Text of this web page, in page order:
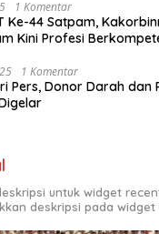
1 Komentar
Ke-44 Satpam,
Kini Profesi
1 Komentar
Pers, Donor Darah dan
untuk widget
deskripsi pada widget